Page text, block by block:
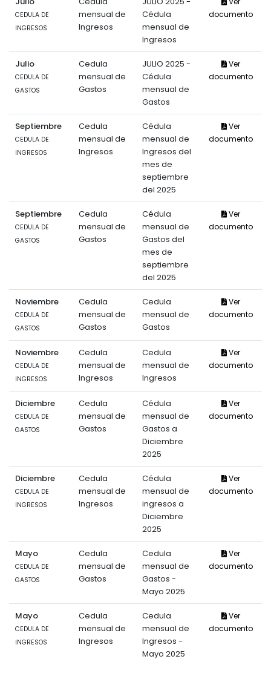
CEDULA DE
INGRESOS
mensual de
Ingresos
Cédula
mensual de
Ingresos
documento
Julio
CEDULA DE
GASTOS
Cedula
mensual de
Gastos
JULIO 2025 -
Cédula
mensual de
Gastos
Ver
documento
Septiembre
CEDULA DE
INGRESOS
Cedula
mensual de
Ingresos
Cédula
mensual de
Ingresos del
mes de
septiembre
del 2025
Ver
documento
Septiembre
CEDULA DE
GASTOS
Cedula
mensual de
Gastos
Cédula
mensual de
Gastos del
mes de
septiembre
del 2025
Ver
documento
Noviembre
CEDULA DE
GASTOS
Cedula
mensual de
Gastos
Cedula
mensual de
Gastos
Ver
documento
Noviembre
CEDULA DE
INGRESOS
Cedula
mensual de
Ingresos
Cedula
mensual de
Ingresos
Ver
documento
Diciembre
CEDULA DE
GASTOS
Cedula
mensual de
Gastos
Cédula
mensual de
Gastos a
Diciembre
2025
Ver
documento
Diciembre
CEDULA DE
INGRESOS
Cedula
mensual de
Ingresos
Cédula
mensual de
ingresos a
Diciembre
2025
Ver
documento
Mayo
CEDULA DE
GASTOS
Cedula
mensual de
Gastos
Cedula
mensual de
Gastos -
Mayo 2025
Ver
documento
Mayo
CEDULA DE
INGRESOS
Cedula
mensual de
Ingresos
Cedula
mensual de
Ingresos -
Mayo 2025
Ver
documento